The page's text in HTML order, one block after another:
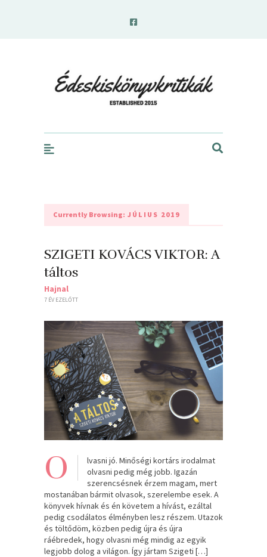
Currently Browsing: JÚLIUS 2019
SZIGETI KOVÁCS VIKTOR: A
táltos
Hajnal
7 ÉV EZELŐTT
O
lvasni jó. Minőségi kortárs irodalmat
olvasni pedig még jobb. Igazán
szerencsésnek érzem magam, mert
mostanában bármit olvasok, szerelembe esek. A
könyvek hívnak és én követem a hívást, ezáltal
pedig csodálatos élményben lesz részem. Utazok
és töltődöm, közben pedig újra és újra
ráébredek, hogy olvasni még mindig az egyik
legjobb dolog a világon. Így jártam Szigeti […]